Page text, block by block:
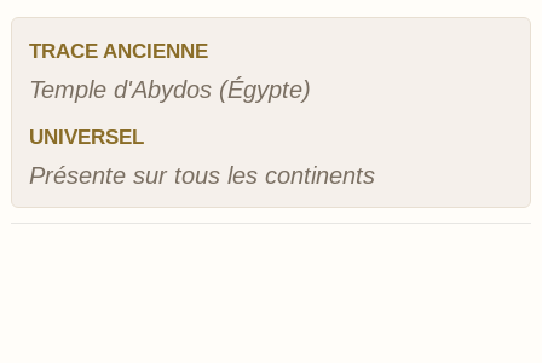
TRACE ANCIENNE
Temple d'Abydos (Égypte)
UNIVERSEL
Présente sur tous les continents